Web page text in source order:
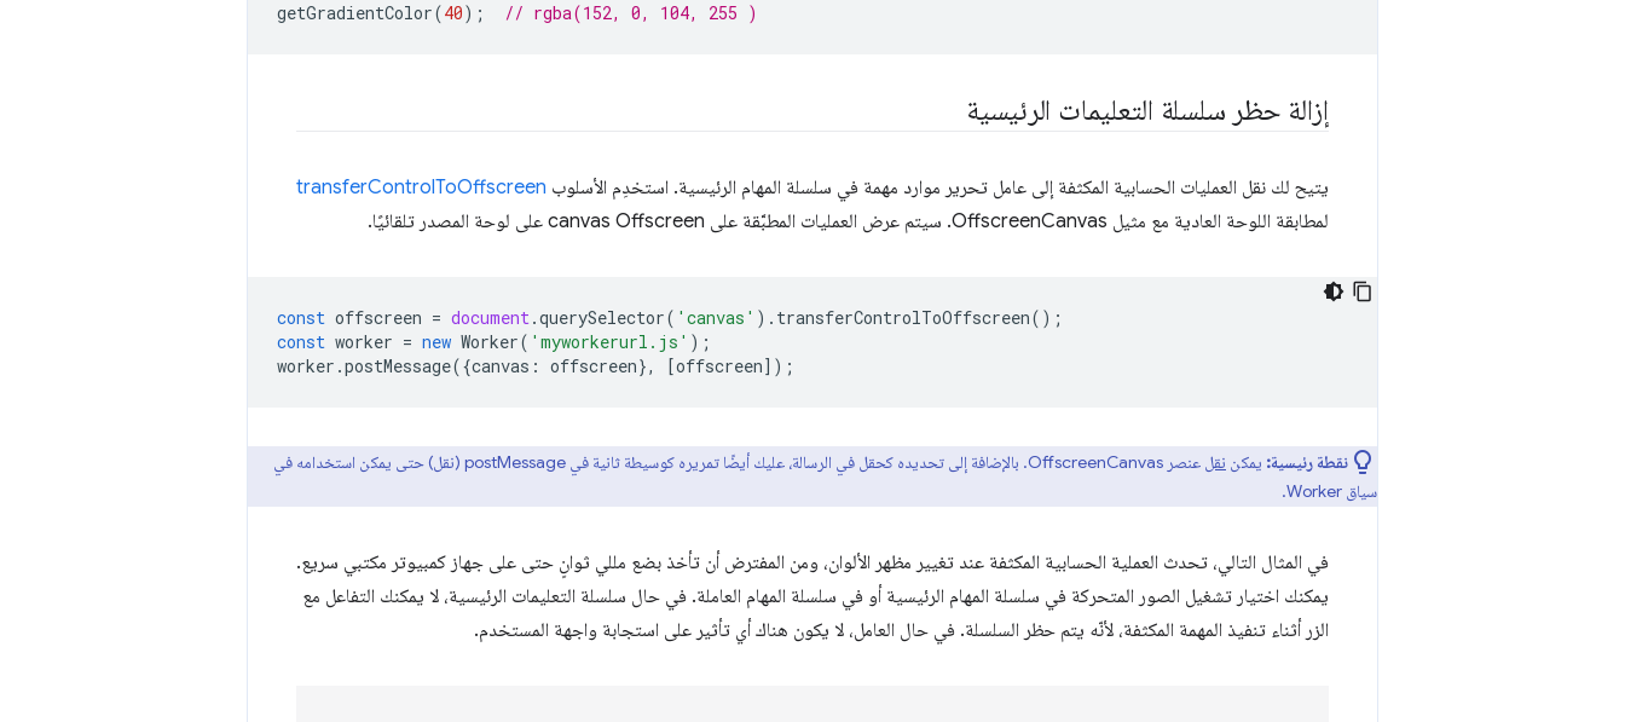
getGradientColor(40); // rgba(152, 0, 104, 255 )
إزالة حظر سلسلة التعليمات الرئيسية
يتيح لك نقل العمليات الحسابية المكثفة إلى عامل تحرير موارد مهمة في سلسلة المهام الرئيسية. استخدِم الأسلوب transferControlToOffscreen
لمطابقة اللوحة العادية مع مثيل OffscreenCanvas. سيتم عرض العمليات المطبَّقة على canvas Offscreen على لوحة المصدر تلقائيًا.
const offscreen = document.querySelector( 'canvas' ). transferControlToOffscreen();
const worker = new Worker( 'myworkerurl.js' );
worker .postMessage({canvas : offscreen}, [offscreen]);
نقطة رئيسية: يمكن نقل
عنصر OffscreenCanvas. بالإضافة إلى تحديده كحقل في الرسالة، عليك أيضًا تمريره كوسيطة ثانية في postMessage (نقل) حتى يمكن استخدامه في
سياق Worker.
في المثال التالي، تحدث العملية الحسابية المكثفة عند تغيير مظهر الألوان، ومن المفترض أن تأخذ بضع مللي ثوانٍ حتى على جهاز كمبيوتر مكتبي سريع.
يمكنك اختيار تشغيل الصور المتحركة في سلسلة المهام الرئيسية أو في سلسلة المهام العاملة. في حال سلسلة التعليمات الرئيسية، لا يمكنك التفاعل مع
الزر أثناء تنفيذ المهمة المكثفة، لأنّه يتم حظر السلسلة. في حال العامل، لا يكون هناك أي تأثير على استجابة واجهة المستخدم.